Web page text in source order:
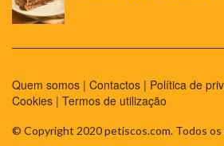
Quem somos | Contactos | Política de
Cookies | Termos de utilização
© Copyright 2020 petiscos.com. Todos